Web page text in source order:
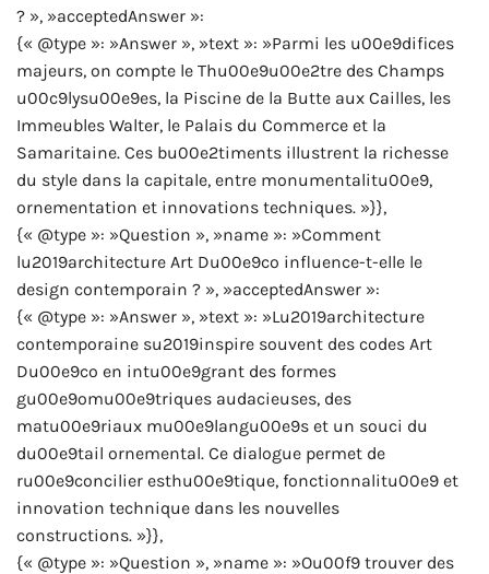
? », »acceptedAnswer »:
{« @type »: »Answer », »text »: »Parmi les u00e9difices
majeurs, on compte le Thu00e9u00e2tre des Champs
u00c9lysu00e9es, la Piscine de la Butte aux Cailles, les
Immeubles Walter, le Palais du Commerce et la
Samaritaine. Ces bu00e2timents illustrent la richesse
du style dans la capitale, entre monumentalitu00e9,
ornementation et innovations techniques. »}},
{« @type »: »Question », »name »: »Comment
lu2019architecture Art Du00e9co influence-t-elle le
design contemporain ? », »acceptedAnswer »:
{« @type »: »Answer », »text »: »Lu2019architecture
contemporaine su2019inspire souvent des codes Art
Du00e9co en intu00e9grant des formes
gu00e9omu00e9triques audacieuses, des
matu00e9riaux mu00e9langu00e9s et un souci du
du00e9tail ornemental. Ce dialogue permet de
ru00e9concilier esthu00e9tique, fonctionnalitu00e9 et
innovation technique dans les nouvelles
constructions. »}},
{« @type »: »Question », »name »: »Ou00f9 trouver des